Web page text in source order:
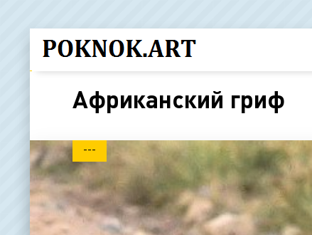
Африканский гриф
---